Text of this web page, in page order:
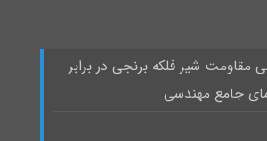
شیر فلکه برنجی در برابر
جامع مهندسی